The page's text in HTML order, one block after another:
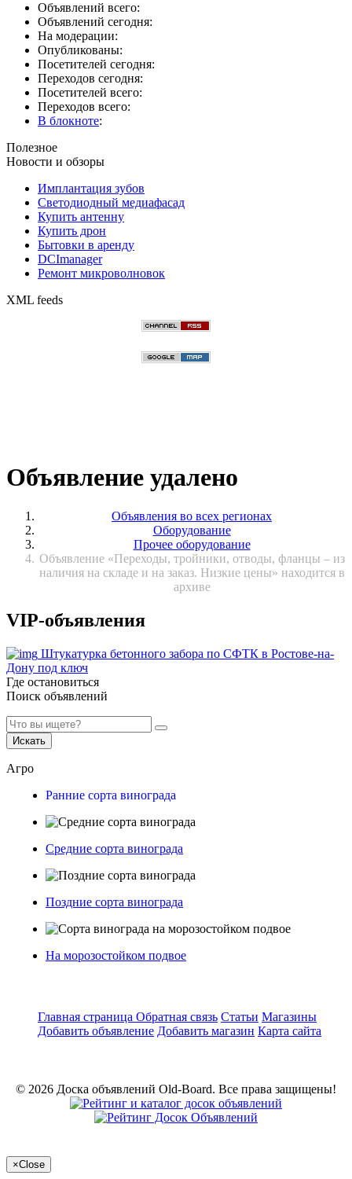
Объявлений всего:
Объявлений сегодня:
На модерации:
Опубликованы:
Посетителей сегодня:
Переходов сегодня:
Посетителей всего:
Переходов всего:
В блокноте:
Полезное
Новости и обзоры
Имплантация зубов
Светодиодный медиафасад
Купить антенну
Купить дрон
Бытовки в аренду
DCImanager
Ремонт микроволновок
XML feeds
Объявление удалено
Объявления во всех регионах
Оборудование
Прочее оборудование
Объявление «Переходы, тройники, отводы, фланцы – из
наличия на складе и на заказ. Низкие цены» находится в
архиве
VIP-объявления
Штукатурка бетонного забора по СФТК в Ростове-на-
Дону под ключ
Где остановиться
Поиск объявлений
Искать
Агро
Ранние сорта винограда
Средние сорта винограда
Поздние сорта винограда
На морозостойком подвое
Главная страница Обратная связь Статьи Магазины
Добавить объявление Добавить магазин Карта сайта
© 2026 Доска объявлений Old-Board. Все права защищены!
×Close